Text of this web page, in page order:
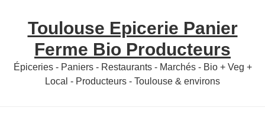
sidebar
Toulouse Epicerie Panier
Ferme Bio Producteurs
Épiceries - Paniers - Restaurants - Marchés - Bio + Veg +
Local - Producteurs - Toulouse & environs